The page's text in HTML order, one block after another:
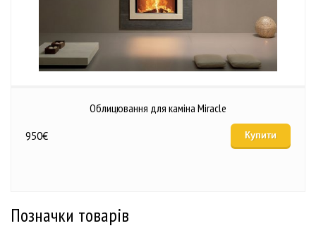
Облицювання для каміна Miracle
950€ Купити
Позначки товарів